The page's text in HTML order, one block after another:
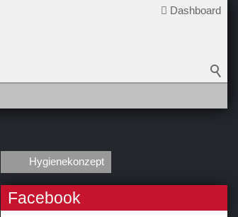
Dashboard
Hygienekonzept
Facebook